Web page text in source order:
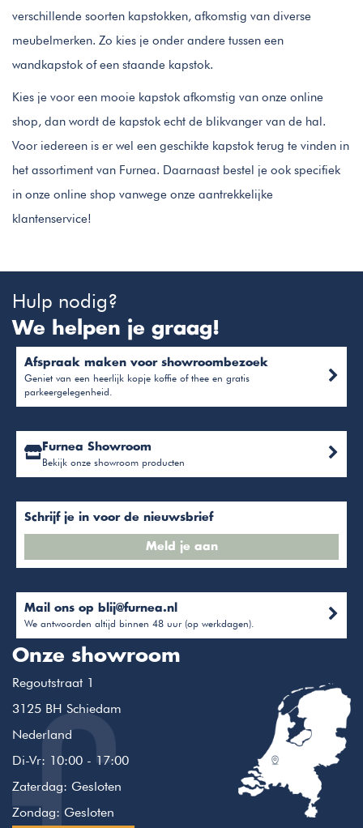
verschillende soorten kapstokken, afkomstig van diverse
meubelmerken. Zo kies je onder andere tussen een
wandkapstok of een staande kapstok.
Kies je voor een mooie kapstok afkomstig van onze online
shop, dan wordt de kapstok echt de blikvanger van de hal.
Voor iedereen is er wel een geschikte kapstok terug te vinden in
het assortiment van Furnea. Daarnaast bestel je ook specifiek
in onze online shop vanwege onze aantrekkelijke
klantenservice!
Hulp nodig?
We helpen je graag!
Afspraak maken voor showroombezoek
Geniet van een heerlijk kopje koffie of thee en gratis
parkeergelegenheid.
Furnea Showroom
Bekijk onze showroom producten
Schrijf je in voor de nieuwsbrief
Meld je aan
Mail ons op blij@furnea.nl
We antwoorden altijd binnen 48 uur (op werkdagen).
Onze showroom
Regoutstraat 1
3125 BH Schiedam
Nederland
Di-Vr: 10:00 - 17:00
Zaterdag: Gesloten
Zondag: Gesloten